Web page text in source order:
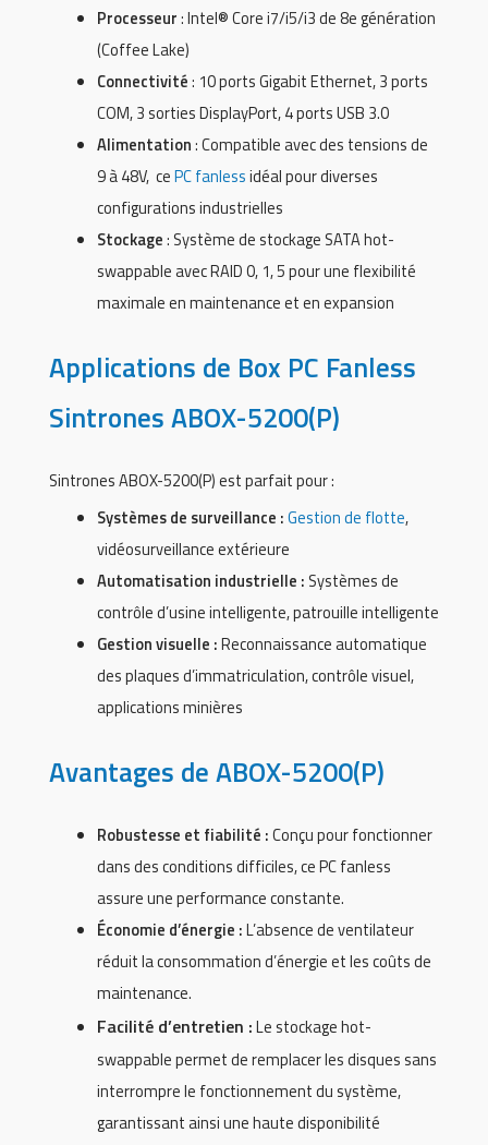
Processeur: Intel® Core i7/i5/i3 de 8e génération
(Coffee Lake)
Connectivité: 10 ports Gigabit Ethernet, 3 ports
COM, 3 sorties DisplayPort, 4 ports USB 3.0
Alimentation: Compatible avec des tensions de
9 à 48V, cePC fanlessidéal pour diverses
configurations industrielles
Stockage: Système de stockage SATA hot-
swappable avec RAID 0, 1, 5 pour une flexibilité
maximale en maintenance et en expansion
Applications de Box PC Fanless
Sintrones ABOX-5200(P)
Sintrones ABOX-5200(P) est parfait pour :
Systèmes de surveillance :Gestion de flotte,
vidéosurveillance extérieure
Automatisation industrielle : Systèmes de
contrôle d’usine intelligente, patrouille intelligente
Gestion visuelle :Reconnaissance automatique
des plaques d’immatriculation, contrôle visuel,
applications minières
Avantages de ABOX-5200(P)
Robustesse et fiabilité :Conçu pour fonctionner
dans des conditions difficiles, ce PC fanless
assure une performance constante.
Économie d’énergie :L’absence de ventilateur
réduit la consommation d’énergie et les coûts de
maintenance.
Facilité d’entretien :Le stockage hot-
swappable permet de remplacer les disques sans
interrompre le fonctionnement du système,
garantissant ainsi une haute disponibilité